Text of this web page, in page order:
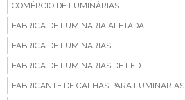
COMÉRCIO DE LUMINÁRIAS
FABRICA DE LUMINARIA ALETADA
FABRICA DE LUMINARIAS
FABRICA DE LUMINARIAS DE LED
FABRICANTE DE CALHAS PARA LUMINARIAS